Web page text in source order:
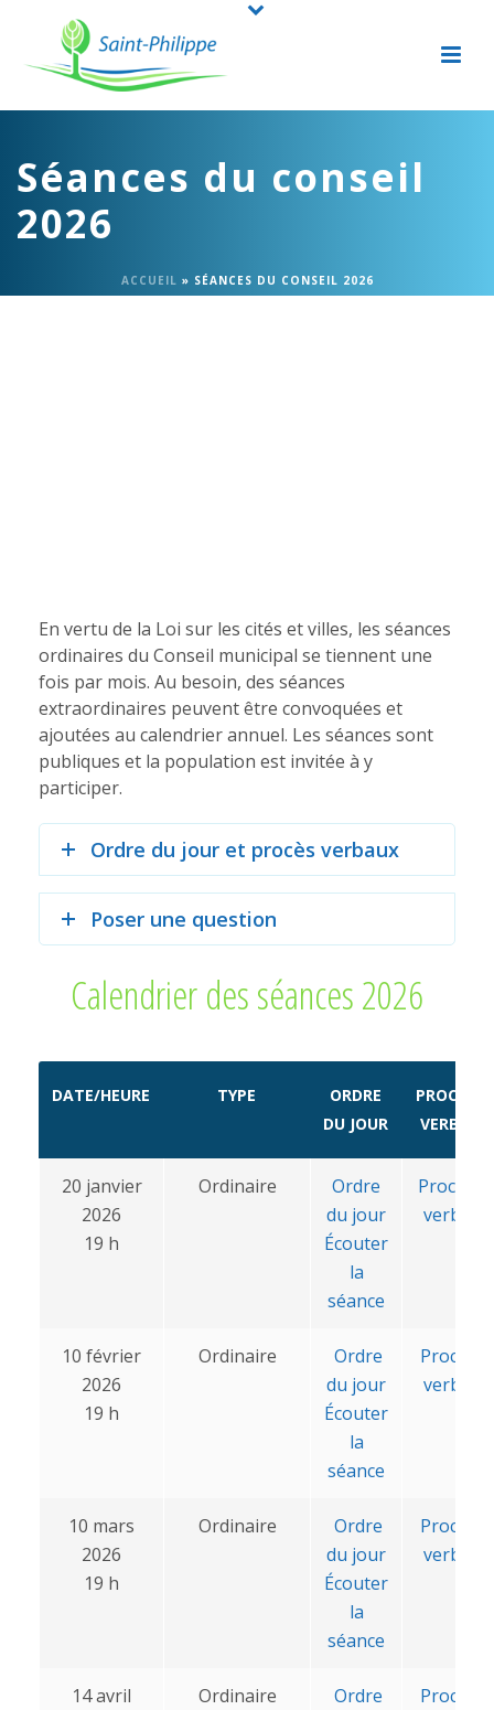
Séances du conseil
2026
ACCUEIL » SÉANCES DU CONSEIL 2026
En vertu de la Loi sur les cités et villes, les séances
ordinaires du Conseil municipal se tiennent une
fois par mois. Au besoin, des séances
extraordinaires peuvent être convoquées et
ajoutées au calendrier annuel. Les séances sont
publiques et la population est invitée à y
participer.
Ordre du jour et procès verbaux
Poser une question
Calendrier des séances 2026
DATE/HEURE TYPE
ORDRE
DU JOUR
PROCÈS-
VERBAL
20 janvier
2026
19 h
Ordinaire
Ordre
du jour
Écouter
la
séance
Procès-
verbal
10 février
2026
19 h
Ordinaire
Ordre
du jour
Écouter
la
séance
Procès-
verbal
10 mars
2026
19 h
Ordinaire
Ordre
du jour
Écouter
la
séance
Procès-
verbal
14 avril
Ordinaire
Ordre
Procès-